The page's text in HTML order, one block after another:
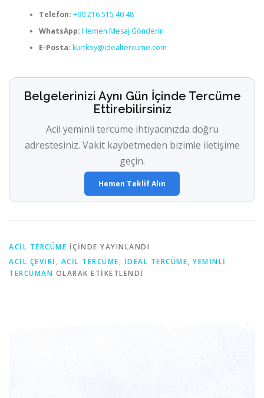
Telefon: +90 216 515 40 48
WhatsApp: Hemen Mesaj Gönderin
E-Posta: kurtkoy@idealtercume.com
Belgelerinizi Aynı Gün İçinde Tercüme
Ettirebilirsiniz
Acil yeminli tercüme ihtiyacınızda doğru
adrestesiniz. Vakit kaybetmeden bizimle iletişime
geçin.
Hemen Teklif Alın
ACIL TERCÜME IÇINDE YAYINLANDI
ACIL ÇEVIRI , ACIL TERCÜME, IDEAL TERCÜME, YEMINLI
TERCÜMAN OLARAK ETIKETLENDI